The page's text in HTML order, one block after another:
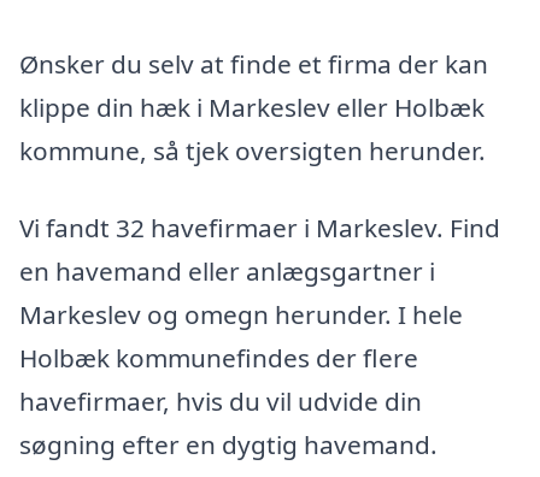
Ønsker du selv at finde et firma der kan
klippe din hæk i Markeslev eller Holbæk
kommune, så tjek oversigten herunder.
Vi fandt 32 havefirmaer i Markeslev. Find
en havemand eller anlægsgartner i
Markeslev og omegn herunder. I hele
Holbæk kommunefindes der flere
havefirmaer, hvis du vil udvide din
søgning efter en dygtig havemand.